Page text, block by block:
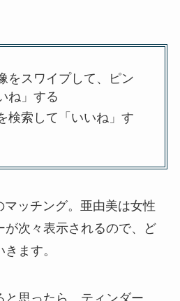
をスワイプして、ピン
ね」する
検索して「いいね」す
ッチング。亜由美は女性
が次々表示されるので、ど
ます。